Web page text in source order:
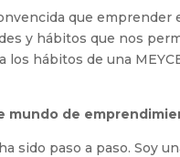
que emprender
y hábitos que nos
los hábitos de una
mundo de
sido paso a paso. Soy